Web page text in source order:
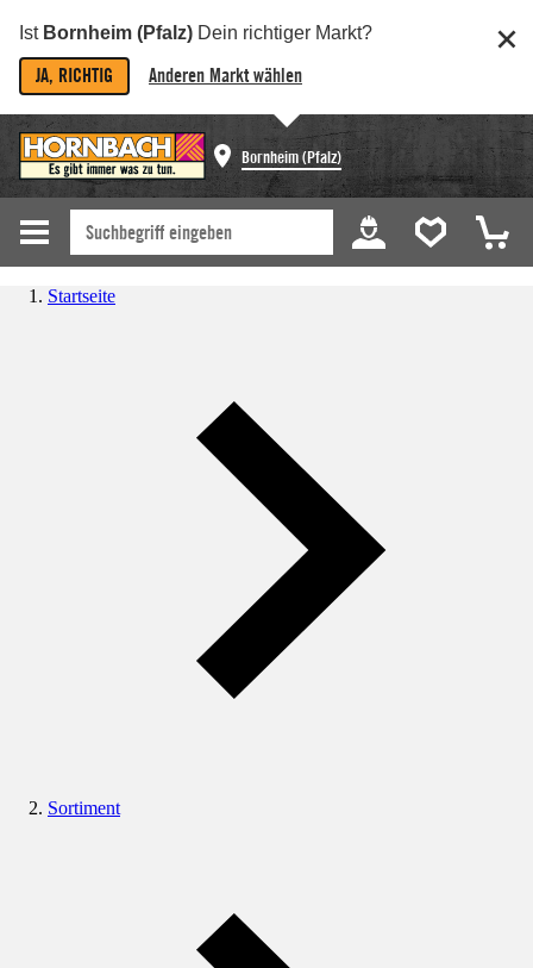
Ist Bornheim (Pfalz) Dein richtiger Markt?
JA, RICHTIG Anderen Markt wählen
Bornheim (Pfalz)
Startseite
Sortiment